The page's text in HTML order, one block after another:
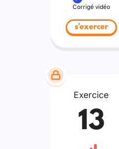
Corrigé vidéo
s'exercer
Exercice
13